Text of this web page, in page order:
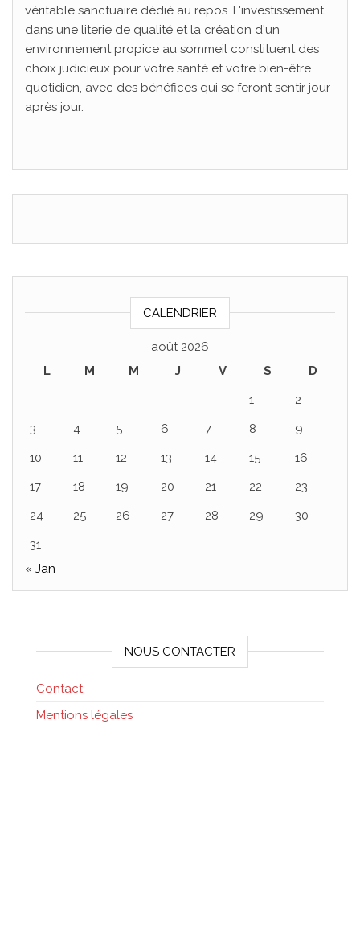
véritable sanctuaire dédié au repos. L'investissement
dans une literie de qualité et la création d'un
environnement propice au sommeil constituent des
choix judicieux pour votre santé et votre bien-être
quotidien, avec des bénéfices qui se feront sentir jour
après jour.
CALENDRIER
août 2026
L
M M J V S
D
1
2
3
4 5 6 7 8
9
10
11 12 13 14 15
16
17
18 19 20 21 22
23
24
25 26 27 28 29
30
31
« Jan
NOUS CONTACTER
Contact
Mentions légales